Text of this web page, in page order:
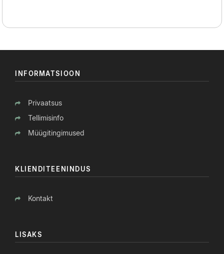
INFORMATSIOON
Privaatsus
Tellimisinfo
Müügitingimused
KLIENDITEENINDUS
Kontakt
LISAKS